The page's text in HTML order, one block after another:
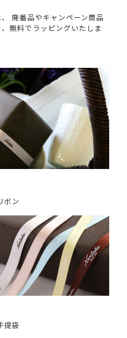
廃番品やキャンペーン商品
無料でラッピングいたしま
ボン
提袋